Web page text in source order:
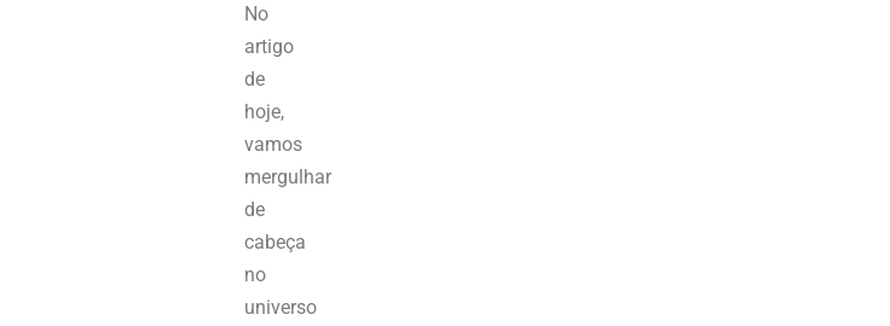
No
artigo
de
hoje,
vamos
mergulhar
de
cabeça
no
universo